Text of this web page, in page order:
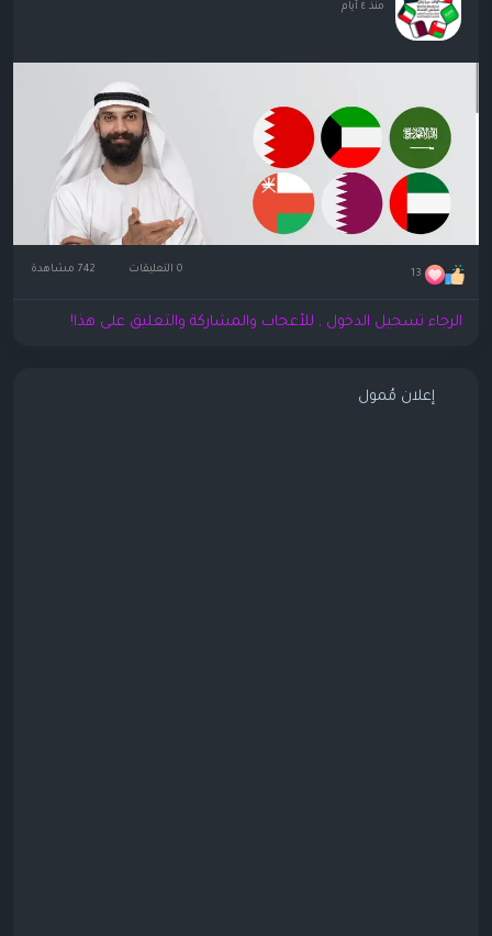
منذ ٤ أيام
13 0 التعليقات
الرجاء تسجيل الدخول , للأعجاب والمشاركة والتعليق على هذا!
إعلان مُمول